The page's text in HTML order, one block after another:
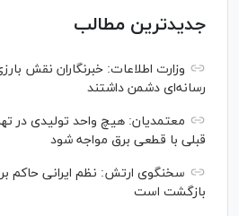
جدیدترین مطالب
وزارت اطلاعات: خبرنگاران نقش
رسانه‌ای دشمن داشتند
معتمدیان: هیچ واحد تولیدی در
قبلی با قطعی برق مواجه شود
سخنگوی ارتش: نظم ایرانی حاکم بر
بازگشت است